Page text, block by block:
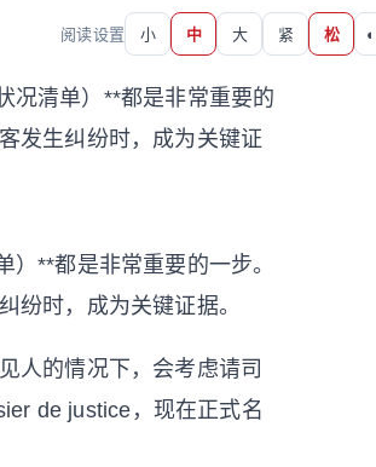
阅读设置 小 中 大 紧 松 ◐
况清单）**都是非常重要的
发生纠纷时，成为关键证
**都是非常重要的一步。
纷时，成为关键证据。
人的情况下，会考虑请司
de justice，现在正式名